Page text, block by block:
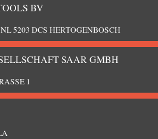
BV
5203 DCS HERTOGENBOSCH
SAAR GMBH
1